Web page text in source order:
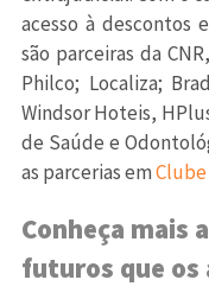
acesso à descontos
são parceiras da
Philco; Localiza;
Windsor Hoteis,
de Saúde e
as parcerias em
Conheça mais
futuros que os